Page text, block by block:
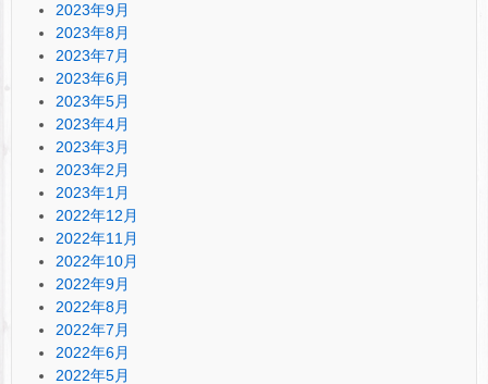
2023年9月
2023年8月
2023年7月
2023年6月
2023年5月
2023年4月
2023年3月
2023年2月
2023年1月
2022年12月
2022年11月
2022年10月
2022年9月
2022年8月
2022年7月
2022年6月
2022年5月